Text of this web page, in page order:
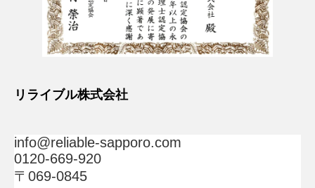
リライブル株式会社
info@reliable-sapporo.com
0120-669-920
〒069-0845